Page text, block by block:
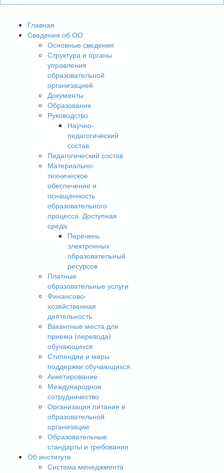
Главная
Сведения об ОО
Основные сведения
Структура и органы
управления
образовательной
организацией
Документы
Образование
Руководство
Научно-
педагогический
состав
Педагогический состав
Материально-
техническое
обеспечение и
оснащенность
образовательного
процесса. Доступная
среда
Перечень
электронных
образовательный
ресурсов
Платные
образовательные услуги
Финансово-
хозяйственная
деятельность
Вакантные места для
приема (перевода)
обучающихся
Стипендии и меры
поддержки обучающихся
Анкетирование
Международное
сотрудничество
Организация питания в
образовательной
организации
Образовательные
стандарты и требования
Об институте
Система менеджмента